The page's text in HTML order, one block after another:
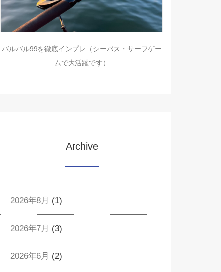
バルバル99を徹底インプレ（シーバス・サーフゲー
ムで大活躍です）
Archive
2026年8月 (1)
2026年7月 (3)
2026年6月 (2)